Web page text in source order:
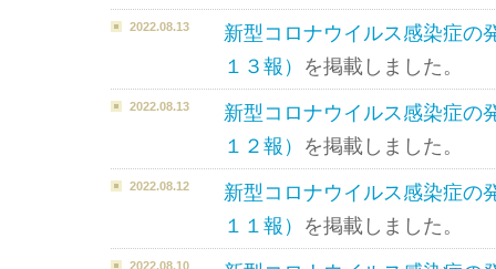
2022.08.13
新型コロナウイルス感染症
１３報） を掲載しました。
2022.08.13
新型コロナウイルス感染症
１２報） を掲載しました。
2022.08.12
新型コロナウイルス感染症
１１報） を掲載しました。
2022.08.10